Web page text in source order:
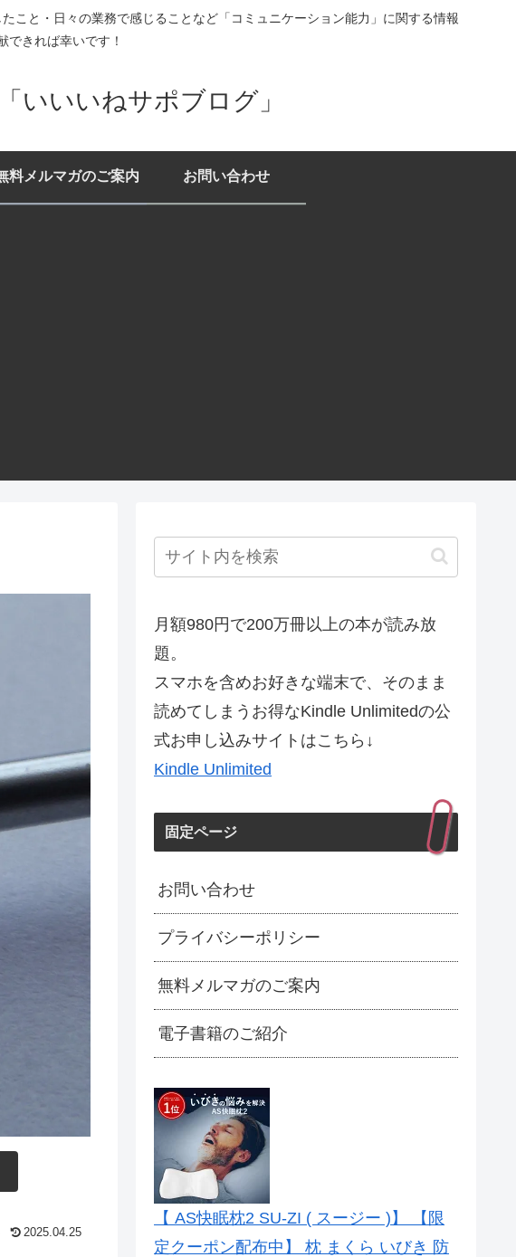
こと・日々の業務で感じることなど「コミュニケーション能力」に関する情報
できれば幸いです！
いいいねサポブログ」
料メルマガのご案内 お問い合わせ
2025.04.25
月額980円で200万冊以上の本が読み放
題。
スマホを含めお好きな端末で、そのまま
読めてしまうお得なKindle Unlimitedの公
式お申し込みサイトはこちら↓
Kindle Unlimited
固定ページ
お問い合わせ
プライバシーポリシー
無料メルマガのご案内
電子書籍のご紹介
【 AS快眠枕2 SU-ZI ( スージー )】 【限
定クーポン配布中】 枕 まくら いびき 防